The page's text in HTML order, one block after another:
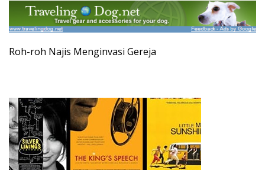
Roh-roh Najis Menginvasi Gereja